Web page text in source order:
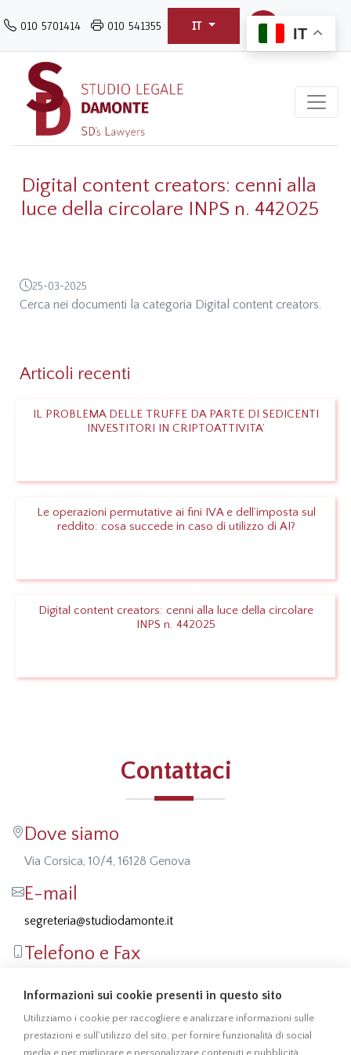
al
contenuto
principale
010 5701414 010 541355 IT IT
Digital content creators: cenni alla
luce della circolare INPS n. 442025
25-03-2025
Cerca nei documenti la categoria Digital content creators.
Articoli recenti
IL PROBLEMA DELLE TRUFFE DA PARTE DI SEDICENTI
INVESTITORI IN CRIPTOATTIVITA’
Le operazioni permutative ai fini IVA e dell’imposta sul
reddito: cosa succede in caso di utilizzo di AI?
Digital content creators: cenni alla luce della circolare
INPS n. 442025
Contattaci
Dove siamo
Via Corsica, 10/4, 16128 Genova
E-mail
segreteria@studiodamonte.it
Telefono e Fax
Fax: 010 541355
Informazioni sui cookie presenti in questo sito
Utilizziamo i cookie per raccogliere e analizzare informazioni sulle
prestazioni e sull'utilizzo del sito, per fornire funzionalità di social
media e per migliorare e personalizzare contenuti e pubblicità